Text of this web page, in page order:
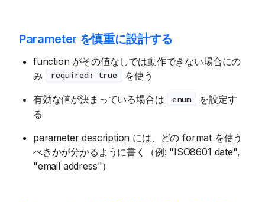
Parameter を慎重に設計する
function がその値なしでは動作できない場合にの
み
required: true を使う
有効な値が決まっている場合は enum
を設定す
る
parameter description には、どの format を使う
べきかが分かるように書く（例: "ISO8601 date",
"email address"）